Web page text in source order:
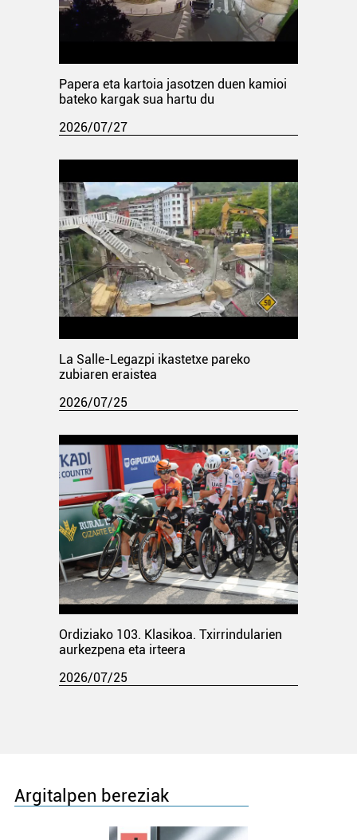
Papera eta kartoia jasotzen duen kamioi
bateko kargak sua hartu du
2026/07/27
La Salle-Legazpi ikastetxe pareko
zubiaren eraistea
2026/07/25
Ordiziako 103. Klasikoa. Txirrindularien
aurkezpena eta irteera
2026/07/25
Argitalpen bereziak